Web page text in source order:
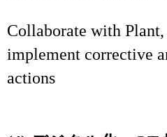
Collaborate with
implement corrective
actions